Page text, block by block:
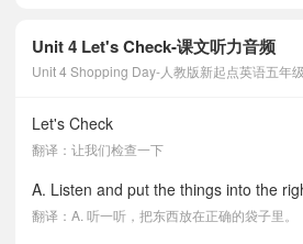
Unit 4 Let's Check-课文听力音频
Unit 4 Shopping Day-人教版新起点英语五年
Let's Check
翻译：让我们检查一下
A. Listen and put the things into the
翻译：A. 听一听，把东西放在正确的袋子里。